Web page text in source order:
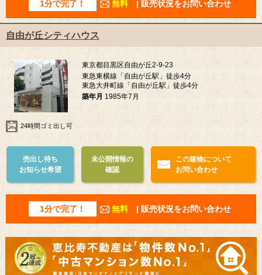
1分で完了！ 無料 | 販売状況をお問い合わせ
自由が丘シティハウス
東京都目黒区自由が丘2-9-23
東急東横線「自由が丘駅」徒歩4分
東急大井町線「自由が丘駅」徒歩4分
築年月 1985年7月
24時間ゴミ出し可
売出し待ち
お知らせ希望
未公開情報の
確認
この建物について
お問い合わせ
1分で完了！ 無料 | 販売状況をお問い合わせ